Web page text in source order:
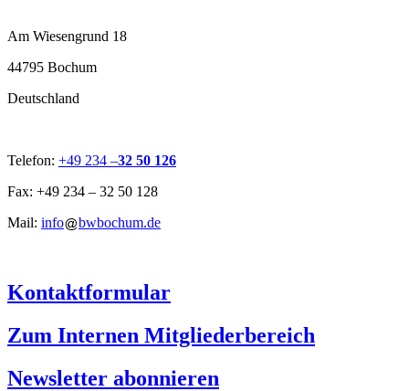
Am Wiesengrund 18
44795 Bochum
Deutschland
Telefon: +49 234 –32 50 126
Fax: +49 234 – 32 50 128
Mail: info bwbochum.de
Kontaktformular
Zum Internen Mitgliederbereich
Newsletter abonnieren